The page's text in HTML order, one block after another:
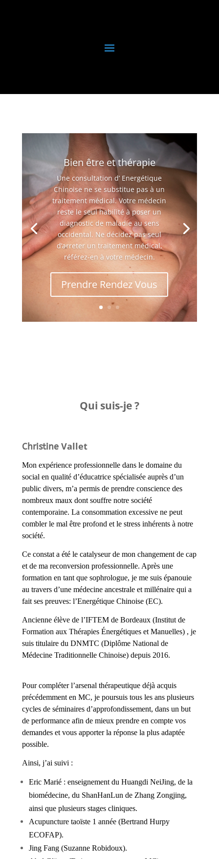
Bien être et thérapie
Une consultation d’ Energétique
Chinoise ne se substitue pas à un
traitement médical. Votre médecin
reste le seul habilité à poser un
diagnostic de maladie au sens
occidental. Ne décidez pas seul
d’arreter un traitement médical,
référez-en à votre médecin.
Prendre Rendez Vous
Qui suis-je ?
Christine Vallet
Mon expérience professionnelle dans le domaine du
social en qualité d’éducatrice spécialisée auprès d’un
public divers, m’a permis de prendre conscience des
nombreux maux dont souffre notre société
contemporaine. La consommation excessive ne peut
combler le mal être profond et le stress inhérents à notre
société.
Ce constat a été le catalyseur de mon changement de cap
et de ma reconversion professionnelle. Après une
formation en tant que sophrologue, je me suis épanouie
au travers d’une médecine ancestrale et millénaire qui a
fait ses preuves: l’Energétique Chinoise (EC).
Ancienne élève de l’IFTEM de Bordeaux (Institut de
Formation aux Thérapies Énergétiques et Manuelles) , je
suis titulaire du DNMTC (Diplôme National de
Médecine Traditionnelle Chinoise) depuis 2016.
Pour compléter l’arsenal thérapeutique déjà acquis
précédemment en MC, je poursuis tous les ans plusieurs
cycles de séminaires d’approfondissement, dans un but
de performance afin de mieux prendre en compte vos
demandes et vous apporter la réponse la plus adaptée
possible.
Ainsi, j’ai suivi :
Eric Marié : enseignement du Huangdi NeiJing, de la
biomédecine, du ShanHanLun de Zhang Zongjing,
ainsi que plusieurs stages cliniques.
Acupuncture taoïste 1 année (Bertrand Hurpy
ECOFAP).
Jing Fang (Suzanne Robidoux).